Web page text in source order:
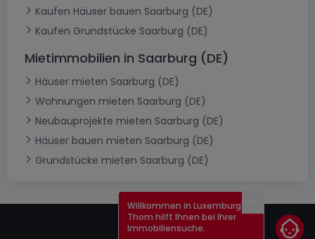
Kaufen Häuser bauen Saarburg (DE)
Kaufen Grundstücke Saarburg (DE)
Mietimmobilien in Saarburg (DE)
Häuser mieten Saarburg (DE)
Wohnungen mieten Saarburg (DE)
Neubauprojekte mieten Saarburg (DE)
Häuser bauen mieten Saarburg (DE)
Grundstücke mieten Saarburg (DE)
Schließen
Willkommen in Luxemburg!
Thom hilft Ihnen bei Ihrer
Immobiliensuche.